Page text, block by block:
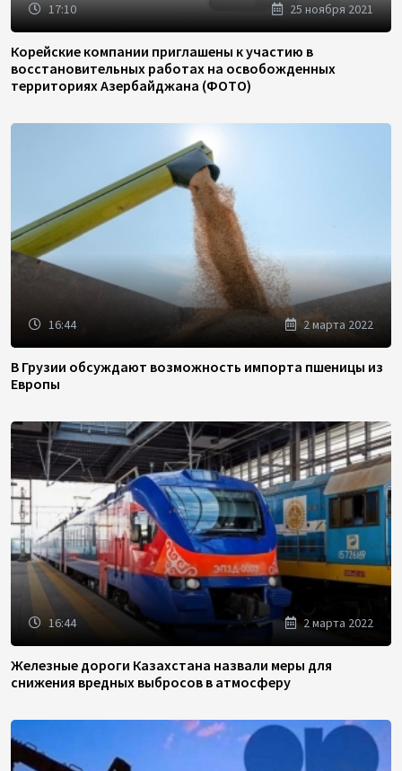
17:10 25 ноября 2021
Корейские компании приглашены к участию в
восстановительных работах на освобожденных
территориях Азербайджана (ФОТО)
16:44 2 марта 2022
В Грузии обсуждают возможность импорта пшеницы из
Европы
16:44 2 марта 2022
Железные дороги Казахстана назвали меры для
снижения вредных выбросов в атмосферу